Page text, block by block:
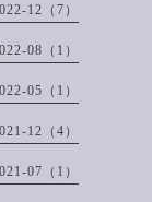
12（7）
08（1）
05（1）
12（4）
07（1）